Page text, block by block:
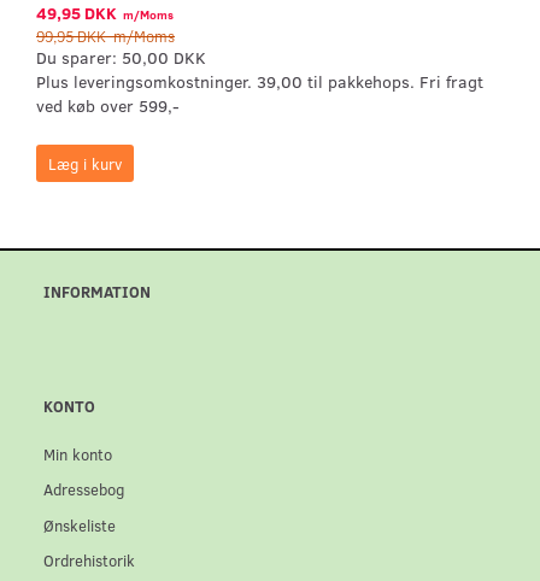
49,95 DKK m/Moms
99,95 DKKm/Moms
Du sparer: 50,00 DKK
Plus leveringsomkostninger. 39,00 til pakkehops. Fri fragt
ved køb over 599,-
Læg i kurv
INFORMATION
KONTO
Min konto
Adressebog
Ønskeliste
Ordrehistorik